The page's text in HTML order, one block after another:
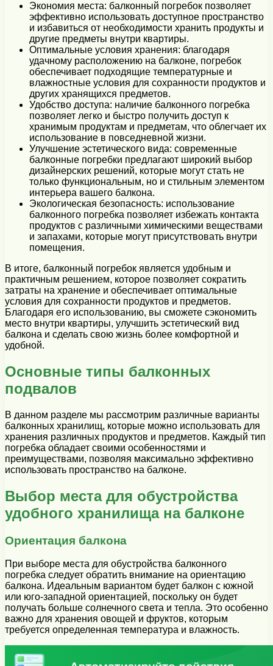
Экономия места: балконный погребок позволяет
эффективно использовать доступное пространство
и избавиться от необходимости хранить продукты и
другие предметы внутри квартиры.
Оптимальные условия хранения: благодаря
удачному расположению на балконе, погребок
обеспечивает подходящие температурные и
влажностные условия для сохранности продуктов и
других хранящихся предметов.
Удобство доступа: наличие балконного погребка
позволяет легко и быстро получить доступ к
хранимым продуктам и предметам, что облегчает их
использование в повседневной жизни.
Улучшение эстетического вида: современные
балконные погребки предлагают широкий выбор
дизайнерских решений, которые могут стать не
только функциональным, но и стильным элементом
интерьера вашего балкона.
Экологическая безопасность: использование
балконного погребка позволяет избежать контакта
продуктов с различными химическими веществами
и запахами, которые могут присутствовать внутри
помещения.
В итоге, балконный погребок является удобным и
практичным решением, которое позволяет сократить
затраты на хранение и обеспечивает оптимальные
условия для сохранности продуктов и предметов.
Благодаря его использованию, вы сможете сэкономить
место внутри квартиры, улучшить эстетический вид
балкона и сделать свою жизнь более комфортной и
удобной.
Основные типы балконных
подвалов
В данном разделе мы рассмотрим различные варианты
балконных хранилищ, которые можно использовать для
хранения различных продуктов и предметов. Каждый тип
погребка обладает своими особенностями и
преимуществами, позволяя максимально эффективно
использовать пространство на балконе.
Выбор места для обустройства
удобного хранилища на балконе
Ориентация балкона
При выборе места для обустройства балконного
погребка следует обратить внимание на ориентацию
балкона. Идеальным вариантом будет балкон с южной
или юго-западной ориентацией, поскольку он будет
получать больше солнечного света и тепла. Это особенно
важно для хранения овощей и фруктов, которым
требуется определенная температура и влажность.